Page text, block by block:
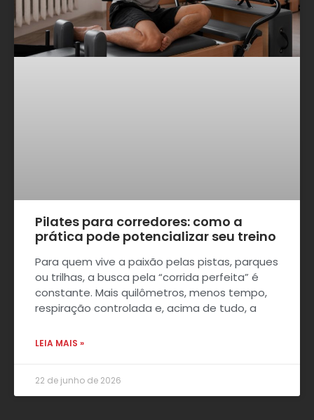
Pilates para corredores: como a
prática pode potencializar seu treino
Para quem vive a paixão pelas pistas, parques
ou trilhas, a busca pela “corrida perfeita” é
constante. Mais quilômetros, menos tempo,
respiração controlada e, acima de tudo, a
LEIA MAIS »
22 de junho de 2026